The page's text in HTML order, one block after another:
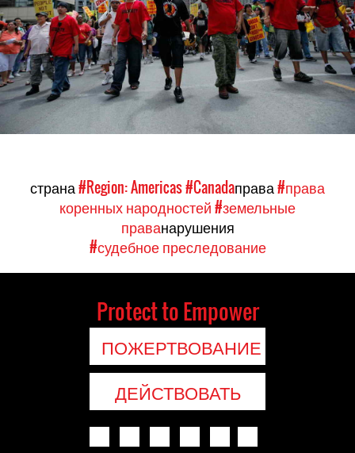
страна#Region: Americas#Canadaправа#права
коренных народностей#земельные
праванарушения
#судебное преследование
Protect to Empower
ПОЖЕРТВОВАНИЕ
ДЕЙСТВОВАТЬ